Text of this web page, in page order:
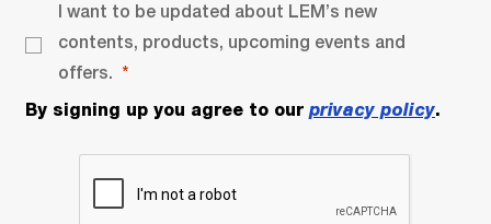
I want to be updated about LEM’s new
contents, products, upcoming events and
offers.
By signing up you agree to our privacy policy.